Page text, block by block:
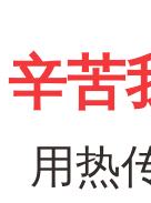
辛苦
用热